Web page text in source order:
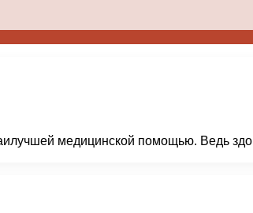
медицинской помощью. Ведь